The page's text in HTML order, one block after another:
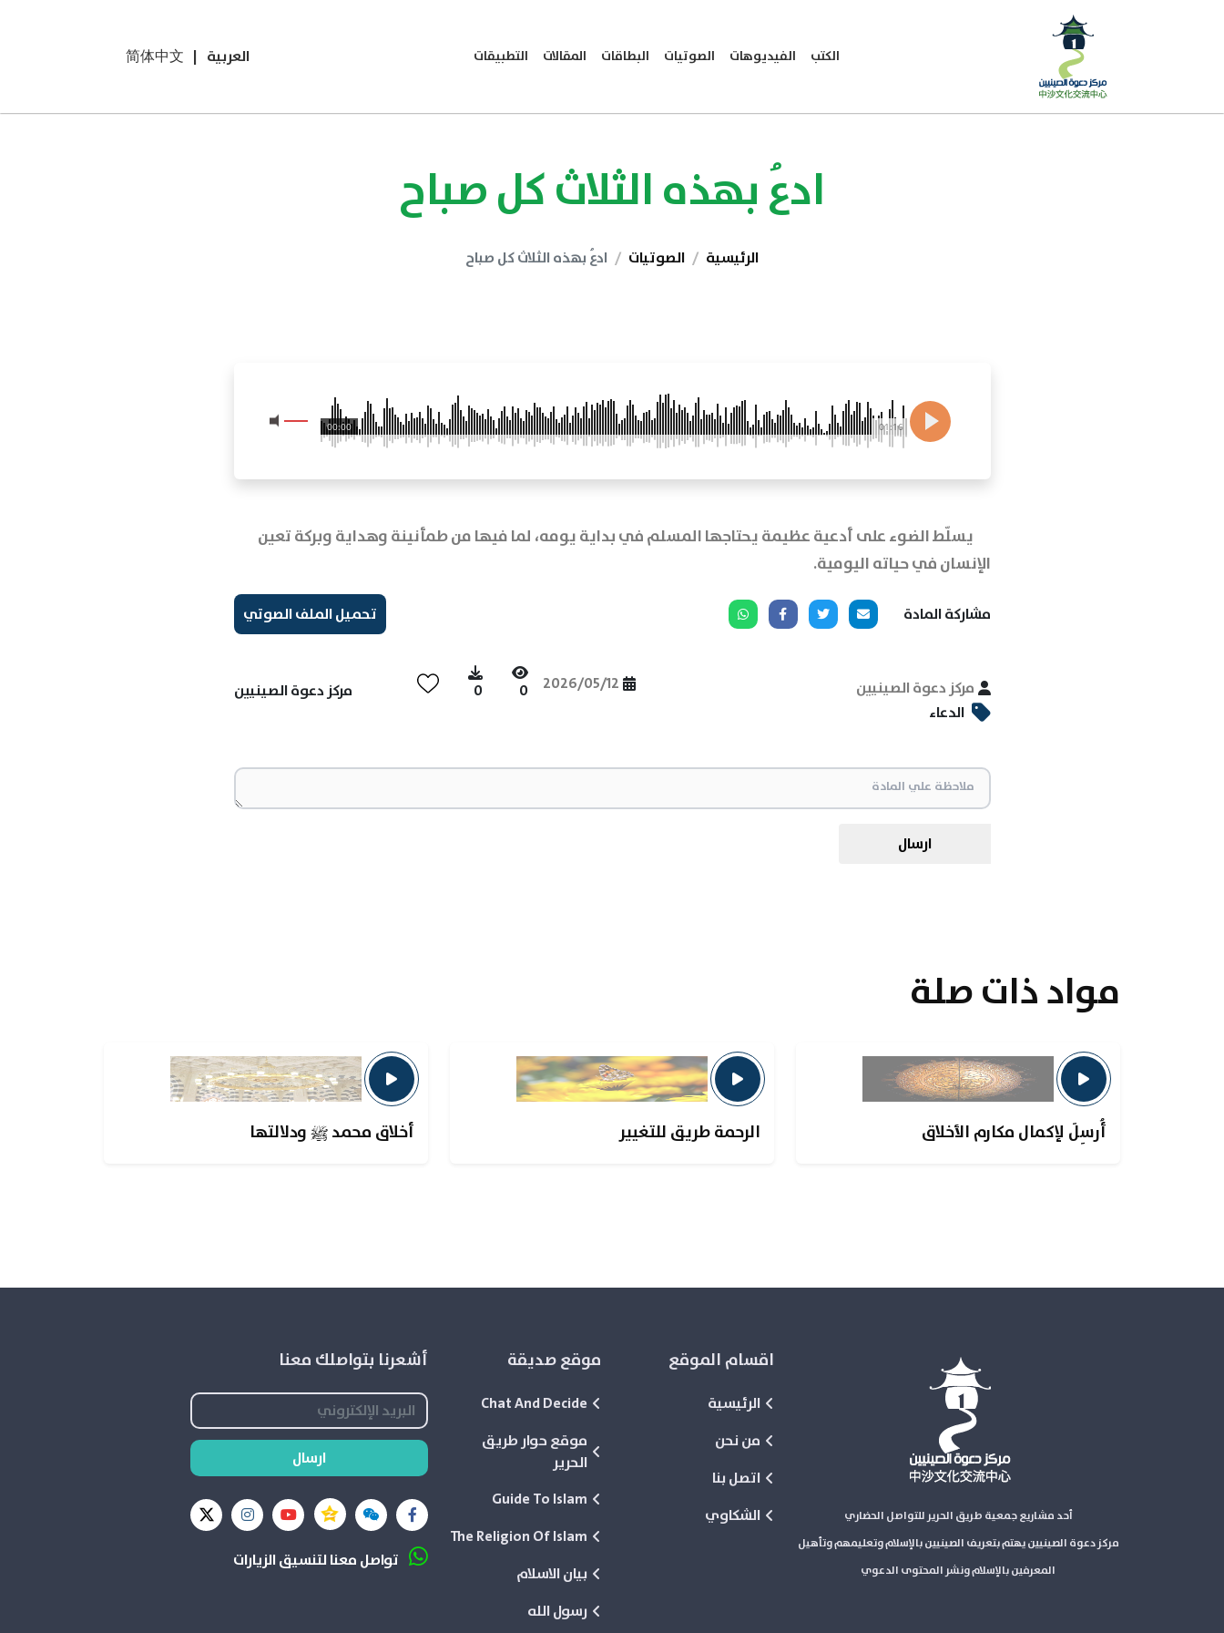
الكتب الفيديوهات الصوتيات البطاقات المقالات التطبيقات العربية |
简体中文
ادعُ بهذه الثلاث كل صباح
الرئيسية الصوتيات ادعُ بهذه الثلاث كل صباح
01:16
00:00
يسلّط الضوء على أدعية عظيمة يحتاجها المسلم في بداية يومه، لما فيها من طمأنينة وهداية وبركة تعين
الإنسان في حياته اليومية.
مشاركة المادة تحميل الملف الصوتي
مركز دعوة الصينيين 2026/05/12
0
0
مركز دعوة الصينيين
الدعاء
ارسال
مواد ذات صلة
أُرسِلَ لإكمال مكارم الأخلاق الرحمة طريق للتغيير أخلاق محمد ﷺ ودلالتها
أحد مشاريع جمعية طريق الحرير للتواصل الحضاري
مركز دعوة الصينيين يهتم بتعريف الصينيين بالإسلام وتعليمهم وتأهيل
المعرفين بالإسلام ونشر المحتوى الدعوي
اقسام الموقع
الرئيسية
من نحن
اتصل بنا
الشكاوي
موقع صديقة
Chat And Decide
موقع حوار طريق
الحرير
Guide To Islam
The Religion Of Islam
بيان الاسلام
رسول الله
أشعرنا بتواصلك معنا
ارسال
تواصل معنا لتنسيق الزيارات